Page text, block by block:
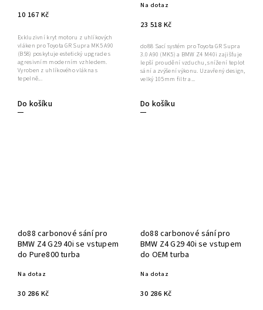
10 167 Kč
Do košíku
Exkluzivní kryt motoru z uhlíkových
vláken pro Toyota GR Supra MK5 A90
(B58) poskytuje estetický upgrade s
agresivním moderním vzhledem.
Vyroben z uhlíkového vlákna s
tepelně...
Na dotaz
23 518 Kč
Do košíku
do88 Sací systém pro Toyota GR Supra
3.0 A90 (MK5) a BMW Z4 M40i zajišťuje
lepší proudění vzduchu, snížení teplot
sání a zvýšení výkonu. Uzavřený design,
velký 105mm filtr a...
do88 carbonové sání pro
BMW Z4 G29 40i se vstupem
do Pure800 turba
Na dotaz
30 286 Kč
do88 carbonové sání pro
BMW Z4 G29 40i se vstupem
do OEM turba
Na dotaz
30 286 Kč